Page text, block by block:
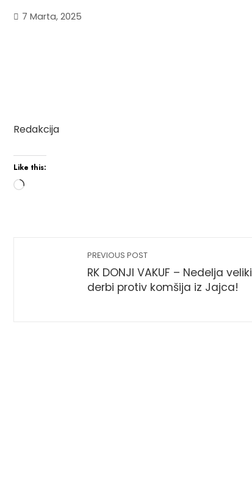
7 Marta, 2025
Redakcija
Like this:
PREVIOUS POST
RK DONJI VAKUF – Nedelja veliki
derbi protiv komšija iz Jajca!